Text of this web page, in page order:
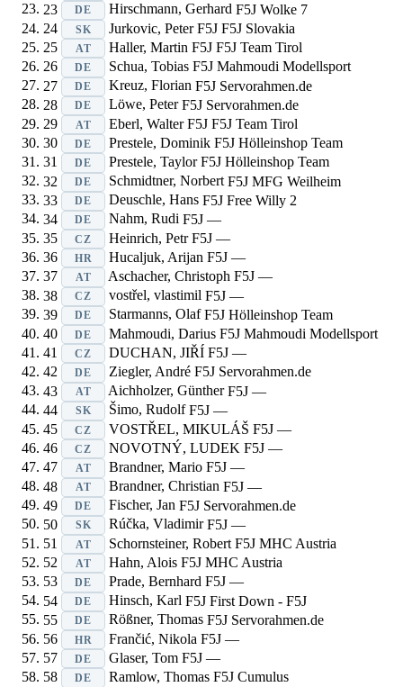
23
DE Hirschmann, Gerhard F5J Wolke 7
24
SK Jurkovic, Peter F5J F5J Slovakia
25
AT Haller, Martin F5J F5J Team Tirol
26
DE Schua, Tobias F5J Mahmoudi Modellsport
27
DE Kreuz, Florian F5J Servorahmen.de
28
DE Löwe, Peter F5J Servorahmen.de
29
AT Eberl, Walter F5J F5J Team Tirol
30
DE Prestele, Dominik F5J Hölleinshop Team
31
DE Prestele, Taylor F5J Hölleinshop Team
32
DE Schmidtner, Norbert F5J MFG Weilheim
33
DE Deuschle, Hans F5J Free Willy 2
34
DE Nahm, Rudi F5J —
35
CZ Heinrich, Petr F5J —
36
HR Hucaljuk, Arijan F5J —
37
AT Aschacher, Christoph F5J —
38
CZ vostřel, vlastimil F5J —
39
DE Starmanns, Olaf F5J Hölleinshop Team
40
DE Mahmoudi, Darius F5J Mahmoudi Modellsport
41
CZ DUCHAN, JIŘÍ F5J —
42
DE Ziegler, André F5J Servorahmen.de
43
AT Aichholzer, Günther F5J —
44
SK Šimo, Rudolf F5J —
45
CZ VOSTŘEL, MIKULÁŠ F5J —
46
CZ NOVOTNÝ, LUDEK F5J —
47
AT Brandner, Mario F5J —
48
AT Brandner, Christian F5J —
49
DE Fischer, Jan F5J Servorahmen.de
50
SK Rúčka, Vladimir F5J —
51
AT Schornsteiner, Robert F5J MHC Austria
52
AT Hahn, Alois F5J MHC Austria
53
DE Prade, Bernhard F5J —
54
DE Hinsch, Karl F5J First Down - F5J
55
DE Rößner, Thomas F5J Servorahmen.de
56
HR Frančić, Nikola F5J —
57
DE Glaser, Tom F5J —
58
DE Ramlow, Thomas F5J Cumulus